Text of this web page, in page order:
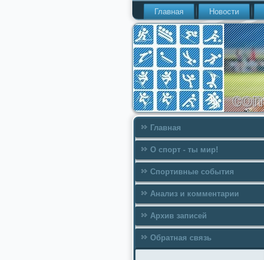
Главная Новости
Главная
О спорт - ты мир!
Спортивные события
Анализ и комментарии
Архив записей
Обратная связь